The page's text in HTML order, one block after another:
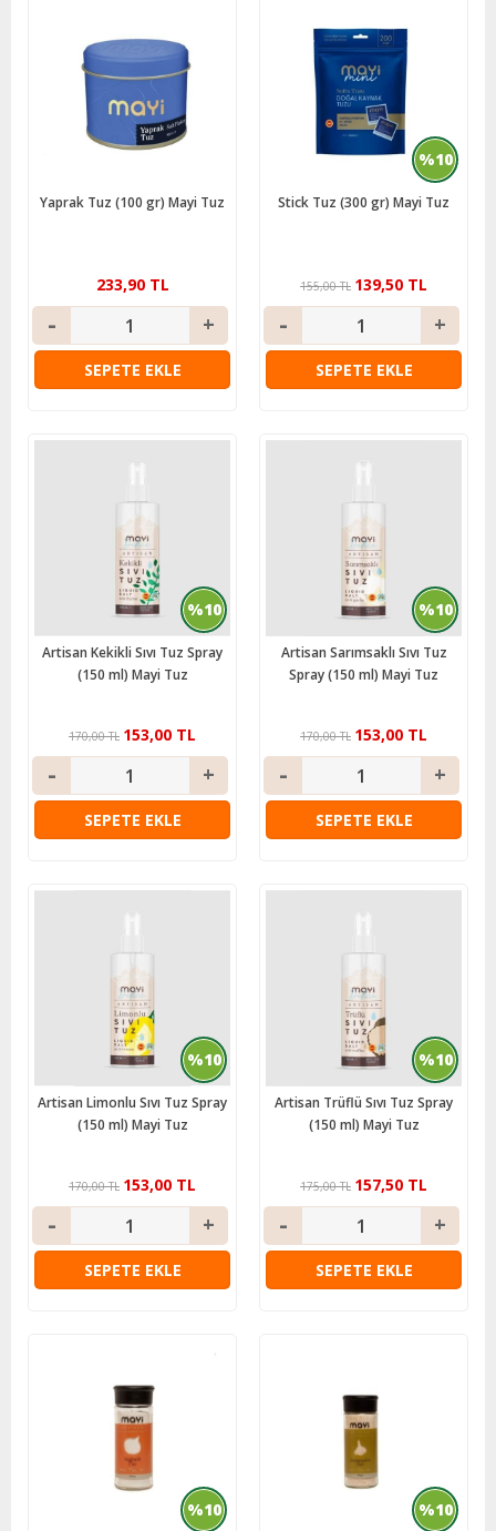
Yaprak Tuz (100 gr) Mayi Tuz
233,90 TL
SEPETE EKLE
%10
Stick Tuz (300 gr) Mayi Tuz
139,50 TL
155,00 TL
SEPETE EKLE
%10
Artisan Kekikli Sıvı Tuz Spray
(150 ml) Mayi Tuz
153,00 TL
170,00 TL
SEPETE EKLE
%10
Artisan Sarımsaklı Sıvı Tuz
Spray (150 ml) Mayi Tuz
153,00 TL
170,00 TL
SEPETE EKLE
%10
Artisan Limonlu Sıvı Tuz Spray
(150 ml) Mayi Tuz
153,00 TL
170,00 TL
SEPETE EKLE
%10
Artisan Trüflü Sıvı Tuz Spray
(150 ml) Mayi Tuz
157,50 TL
175,00 TL
SEPETE EKLE
%10 %10